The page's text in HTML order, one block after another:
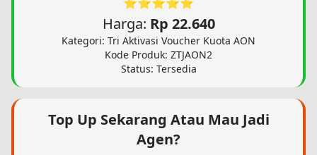
Harga: Rp 22.640
Kategori: Tri Aktivasi Voucher Kuota AON
Kode Produk: ZTJAON2
Status: Tersedia
Top Up Sekarang Atau Mau Jadi
Agen?